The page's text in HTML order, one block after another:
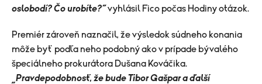
oslobodí? Čo urobíte?“vyhlásil Fico počas Hodiny otázok.
Premiér zároveň naznačil, že výsledok súdneho konania
môže byť podľa neho podobný ako v prípade bývalého
špeciálneho prokurátora Dušana Kováčika.
„Pravdepodobnosť, že bude Tibor Gašpar a ďalší